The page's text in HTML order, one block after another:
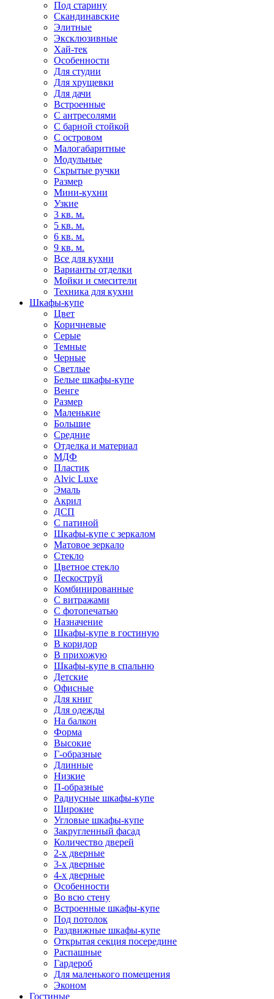
Под старину
Скандинавские
Элитные
Эксклюзивные
Хай-тек
Особенности
Для студии
Для хрущевки
Для дачи
Встроенные
С антресолями
С барной стойкой
С островом
Малогабаритные
Модульные
Скрытые ручки
Размер
Мини-кухни
Узкие
3 кв. м.
5 кв. м.
6 кв. м.
9 кв. м.
Все для кухни
Варианты отделки
Мойки и смесители
Техника для кухни
Шкафы-купе
Цвет
Коричневые
Серые
Темные
Черные
Светлые
Белые шкафы-купе
Венге
Размер
Маленькие
Большие
Средние
Отделка и материал
МДФ
Пластик
Alvic Luxe
Эмаль
Акрил
ДСП
С патиной
Шкафы-купе с зеркалом
Матовое зеркало
Стекло
Цветное стекло
Пескоструй
Комбинированные
С витражами
С фотопечатью
Назначение
Шкафы-купе в гостиную
В коридор
В прихожую
Шкафы-купе в спальню
Детские
Офисные
Для книг
Для одежды
На балкон
Форма
Высокие
Г-образные
Длинные
Низкие
П-образные
Радиусные шкафы-купе
Широкие
Угловые шкафы-купе
Закругленный фасад
Количество дверей
2-х дверные
3-х дверные
4-х дверные
Особенности
Во всю стену
Встроенные шкафы-купе
Под потолок
Раздвижные шкафы-купе
Открытая секция посередине
Распашные
Гардероб
Для маленького помещения
Эконом
Гостиные